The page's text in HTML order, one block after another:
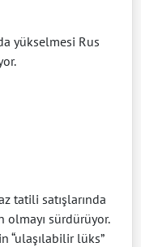
yükselmesi Rus
tatili satışlarında
sürdürüyor.
“ulaşılabilir lüks”